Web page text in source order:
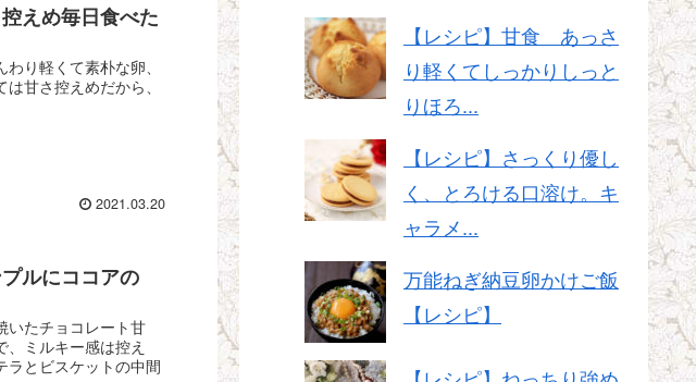
えめ毎日食べた
り軽くて素朴な卵、
甘さ控えめだから、
2021.03.20
ルにココアの
いたチョコレート甘
ミルキー感は控え
ラとビスケットの中間
【レシピ】甘食 あっさ
り軽くてしっかりしっと
りほろ...
【レシピ】さっくり優し
く、とろける口溶け。キ
ャラメ...
万能ねぎ納豆卵かけご飯
【レシピ】